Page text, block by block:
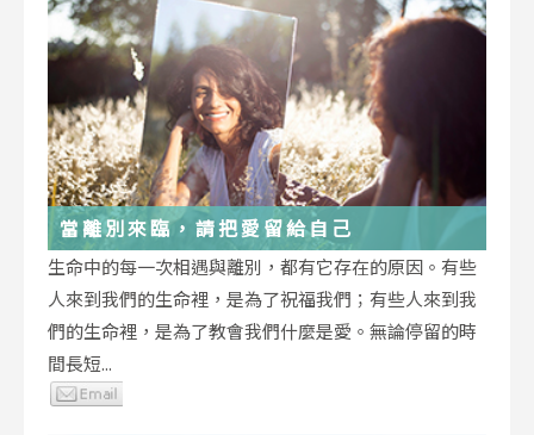
當離別來臨，請把愛留給自己
生命中的每一次相遇與離別，都有它存在的原因。有些
人來到我們的生命裡，是為了祝福我們；有些人來到我
們的生命裡，是為了教會我們什麼是愛。無論停留的時
間長短...